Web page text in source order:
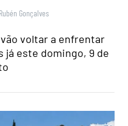
Rubén Gonçalves
voltar a enfrentar
já este domingo, 9 de